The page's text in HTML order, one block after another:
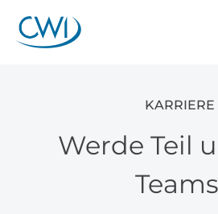
KARRIERE
Werde Teil